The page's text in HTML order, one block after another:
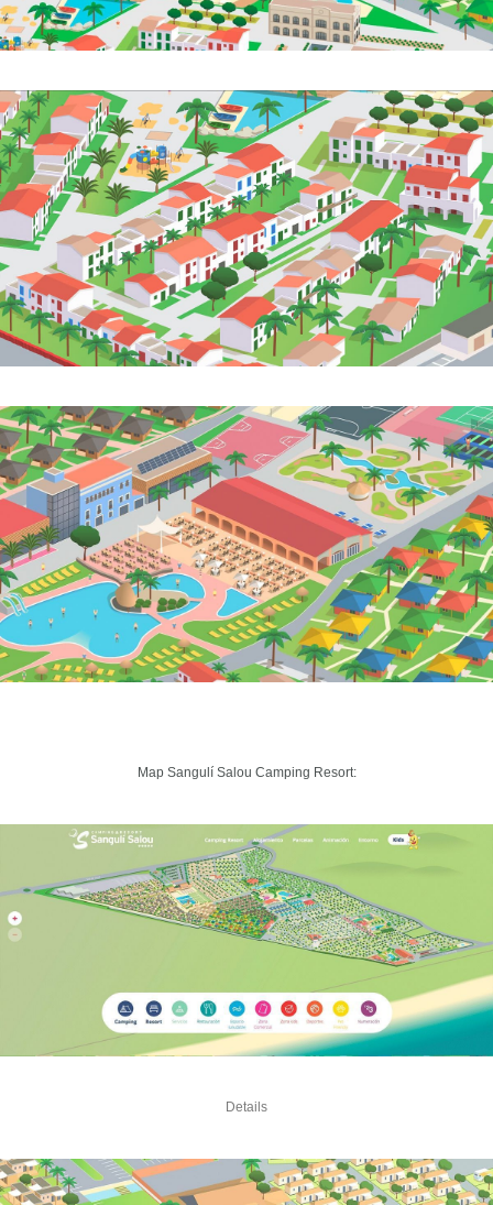
Map Sangulí Salou Camping Resort:
Details
By sharing your
interests and
behavior while
visiting our site,
seeing
personalized
content and
offers.